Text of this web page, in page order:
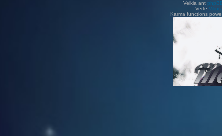
Veikia ant
Vertė Vilius
Karma functions